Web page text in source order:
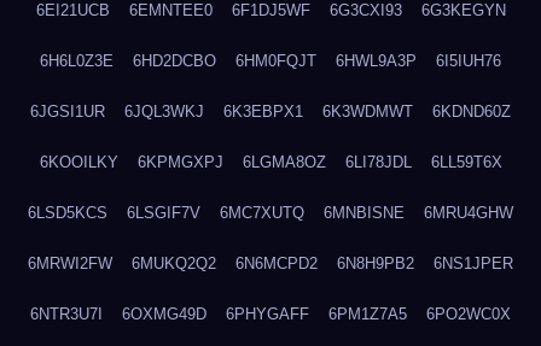
6EI21UCB 6EMNTEE0 6F1DJ5WF 6G3CXI93 6G3KEGYN
6H6L0Z3E 6HD2DCBO 6HM0FQJT 6HWL9A3P 6I5IUH76
6JGSI1UR 6JQL3WKJ 6K3EBPX1 6K3WDMWT 6KDND60Z
6KOOILKY 6KPMGXPJ 6LGMA8OZ 6LI78JDL 6LL59T6X
6LSD5KCS 6LSGIF7V 6MC7XUTQ 6MNBISNE 6MRU4GHW
6MRWI2FW 6MUKQ2Q2 6N6MCPD2 6N8H9PB2 6NS1JPER
6NTR3U7I 6OXMG49D 6PHYGAFF 6PM1Z7A5 6PO2WC0X